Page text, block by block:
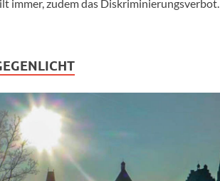
immer, zudem das Diskriminierungsverbot.